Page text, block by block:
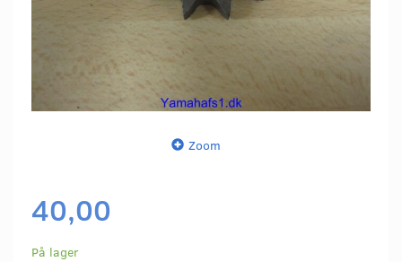
Zoom
40,00
På lager